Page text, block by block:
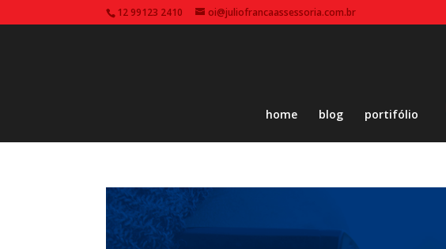
12 99123 2410 oi@juliofrancaassessoria.com.br
home blog portifólio